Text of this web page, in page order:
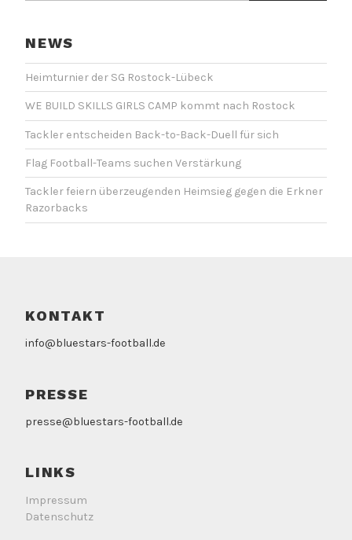
NEWS
Heimturnier der SG Rostock-Lübeck
WE BUILD SKILLS GIRLS CAMP kommt nach Rostock
Tackler entscheiden Back-to-Back-Duell für sich
Flag Football-Teams suchen Verstärkung
Tackler feiern überzeugenden Heimsieg gegen die Erkner
Razorbacks
KONTAKT
info@bluestars-football.de
PRESSE
presse@bluestars-football.de
LINKS
Impressum
Datenschutz